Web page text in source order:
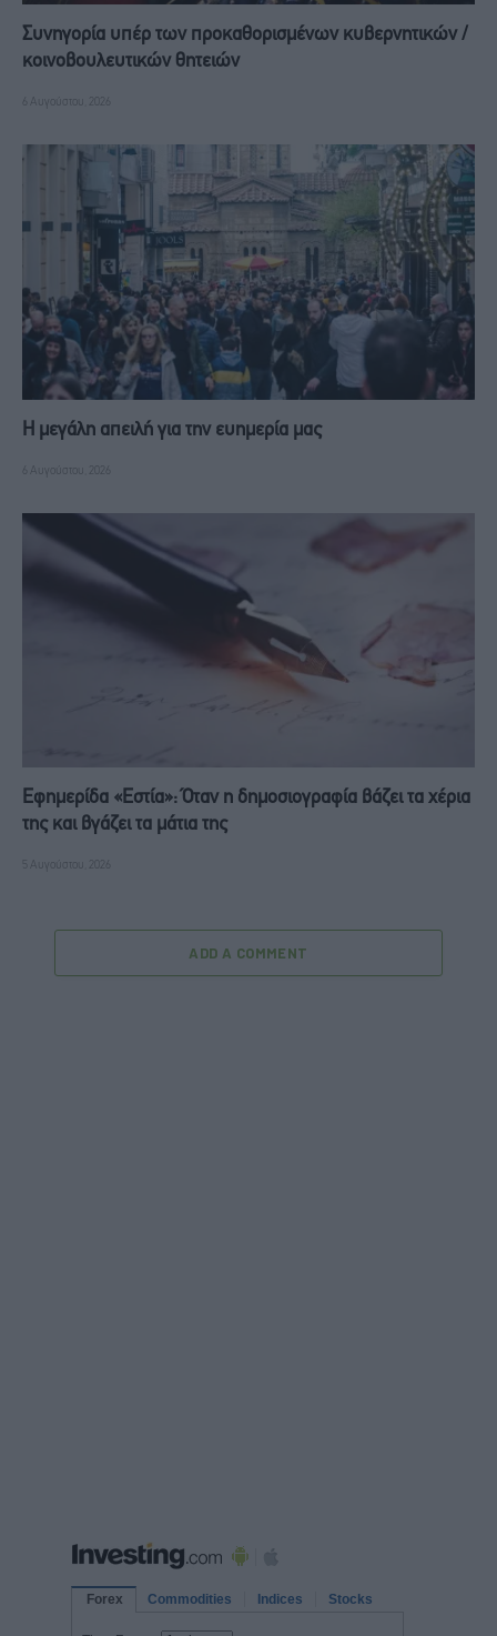
Συνηγορία υπέρ των προκαθορισμένων κυβερνητικών /
κοινοβουλευτικών θητειών
6 Αυγούστου, 2026
Η μεγάλη απειλή για την ευημερία μας
6 Αυγούστου, 2026
Εφημερίδα «Εστία»: Όταν η δημοσιογραφία βάζει τα χέρια
της και βγάζει τα μάτια της
5 Αυγούστου, 2026
ADD A COMMENT